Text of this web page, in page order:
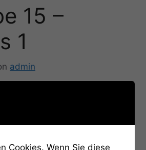
15 –
1
admin
Gebt sie genau so
und lasst euch zu diesem
am Bahnhof).
Cookies. Wenn Sie diese